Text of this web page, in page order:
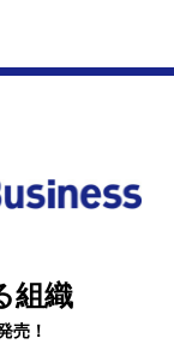
組織
売！